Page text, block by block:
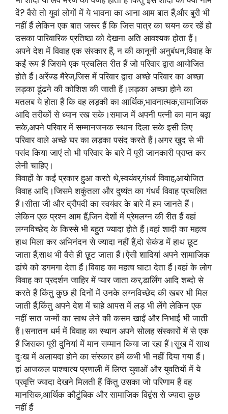
दें? वैसे तो युवां लोगों में ये भावना का आना आम बात हैं,और बुरी भी
नहीं हैं लेकिन एक बात जरूर हैं कि जिस पात्र का चयन कर रहें हो
उसका पारिवारिक प्रतिष्ठा को देखना अति आवश्यक होता हैं।
अपने देश में विवाह एक संस्कार हैं, न की कानूनी अनुबंधन,विवाह के
कईं रूप हैं जिसमे एक प्रचलित रीत हैं जो परिवार द्वारा आयोजित
होते हैं।अरेंज्ड मैरेज,जिस में परिवार द्वारा अच्छे परिवार का अच्छा
लड़का ढूंढने की कोशिश की जाती हैं।लड़का अच्छा होने का
मतलब ये होता हैं कि वह लड़की का आर्थिक,भावनात्मक,सामाजिक
आदि तरीकों से ध्यान रख सके।समाज में अपनी पत्नी का मान बढ़ा
सके,अपने परिवार में सम्मानजनक स्थान दिला सके इसी लिए
परिवार वाले अच्छे घर का लड़का पसंद करते हैं।अगर खुद से भी
पसंद किया जाएं तो भी परिवार के बारे में पूरी जानकारी प्राप्त कर
लेनी चाहिए।
विवाहों के कईं प्रकार हुआ करते थे,स्वयंवर,गंधर्व विवाह,आयोजित
विवाह आदि।जिसमे शकुंतला और दुष्यंत का गंधर्व विवाह प्रचलित
हैं।सीता जी और द्रौपदी का स्वयंवर के बारे में हम जानते हैं।
लेकिन एक प्रश्न आम हैं,जिन देशों में प्रेमलग्न की रीत हैं वहां
लग्नविच्छेद के किस्से भी बहुत ज्यादा होते हैं।वहां शादी का महत्व
हाथ मिला कर अभिनंदन से ज्यादा नहीं हैं,दो सेकंड में हाथ छूट
जाता हैं,साथ भी वैसे ही छूट जाता हैं।ऐसी शादियां अपने सामाजिक
ढांचे को डगमगा देता हैं।विवाह का महत्व घाटा देता हैं।वहां के लोग
विवाह का प्रदर्शन जाहिर में प्यार जाता कर,डार्लिंग आदि शब्दो से
करते हैं किंतु कुछ ही दिनों में उनके लग्नविच्छेद की खबर भी मिल
जाती हैं,किंतु अपने देश में चाहे आपस में लड़ भी लेंगे लेकिन एक
नहीं सात जन्मों का साथ लेने की कसम खाईं और निभाईं भी जाती
हैं।सनातन धर्म में विवाह का स्थान अपने सोलह संस्कारों में से एक
हैं जिसका पूरी दुनियां में मान सम्मान किया जा रहा हैं।सुख में साथ
दुःख में अलायदा होने का संस्कार हमें कभी भी नहीं दिया गया हैं।
हां आजकल पाश्चात्य प्रणाली में लिप्त युवाओं और युवतियों में ये
प्रवृत्ति ज्यादा देखने मिलती हैं किंतु उसका जो परिणाम हैं वह
मानसिक,आर्थिक कौटुंबिक और सामाजिक विद्वंस से ज्यादा कुछ
नहीं हैं